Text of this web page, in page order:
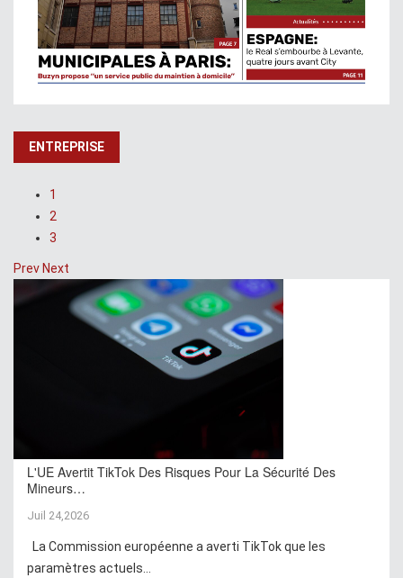
ENTREPRISE
1
2
3
PrevNext
L'UE Avertit TikTok Des Risques Pour La Sécurité Des
Mineurs…
Juil 24,2026
La Commission européenne a averti TikTok que les
paramètres actuels...